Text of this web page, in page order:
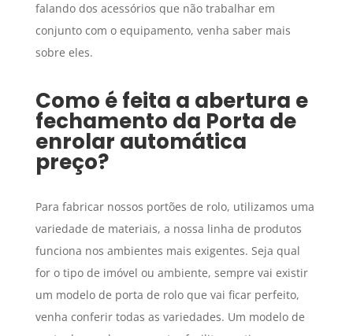
falando dos acessórios que não trabalhar em
conjunto com o equipamento, venha saber mais
sobre eles.
Como é feita a abertura e
fechamento da Porta de
enrolar automática
preço?
Para fabricar nossos portões de rolo, utilizamos uma
variedade de materiais, a nossa linha de produtos
funciona nos ambientes mais exigentes. Seja qual
for o tipo de imóvel ou ambiente, sempre vai existir
um modelo de porta de rolo que vai ficar perfeito,
venha conferir todas as variedades. Um modelo de